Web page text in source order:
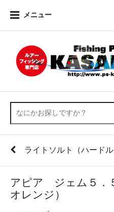
メニュー
ライトソルト（ハードル
アピア ジェム５．
オレンジ）